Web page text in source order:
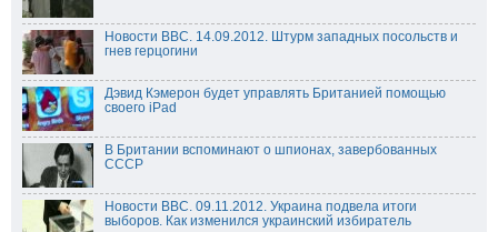
Новости BBC. 14.09.2012. Штурм западных посольств и
гнев герцогини
Дэвид Кэмерон будет управлять Британией помощью
своего iPad
В Британии вспоминают о шпионах, завербованных
СССР
Новости BBC. 09.11.2012. Украина подвела итоги
выборов. Как изменился украинский избиратель